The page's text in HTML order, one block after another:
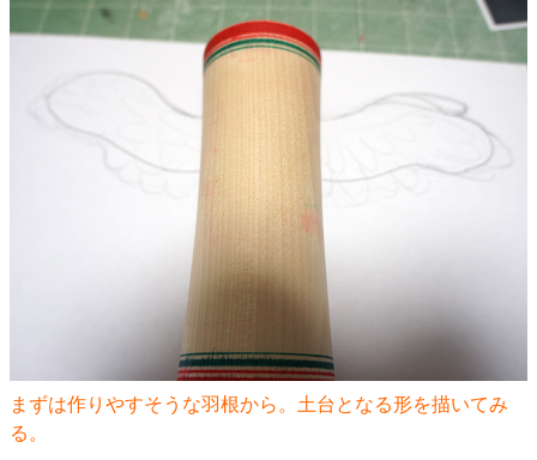
まずは作りやすそうな羽根から。土台となる形を描いてみ
る。